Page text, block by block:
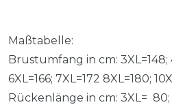
Maßtabelle:
Brustumfang in cm: 3XL=148;
6XL=166; 7XL=172 8XL=180;
Rückenlänge in cm: 3XL= 80;